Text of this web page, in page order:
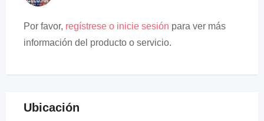
Por favor, regístrese o inicie sesión para ver más
información del producto o servicio.
Ubicación